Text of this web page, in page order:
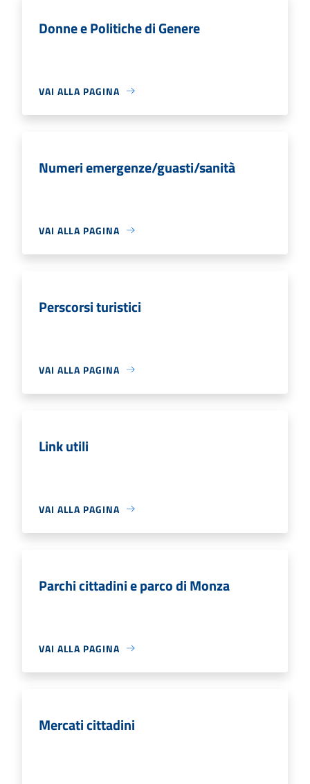
Donne e Politiche di Genere
VAI ALLA PAGINA
Numeri emergenze/guasti/sanità
VAI ALLA PAGINA
Perscorsi turistici
VAI ALLA PAGINA
Link utili
VAI ALLA PAGINA
Parchi cittadini e parco di Monza
VAI ALLA PAGINA
Mercati cittadini